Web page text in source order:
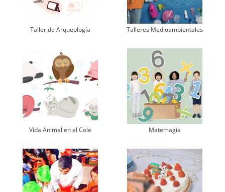
Taller de Arqueología Talleres Medioambientales
Vida Animal en el Cole Matemagia